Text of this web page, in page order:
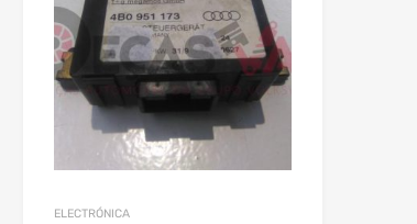
ELECTRÓNICA